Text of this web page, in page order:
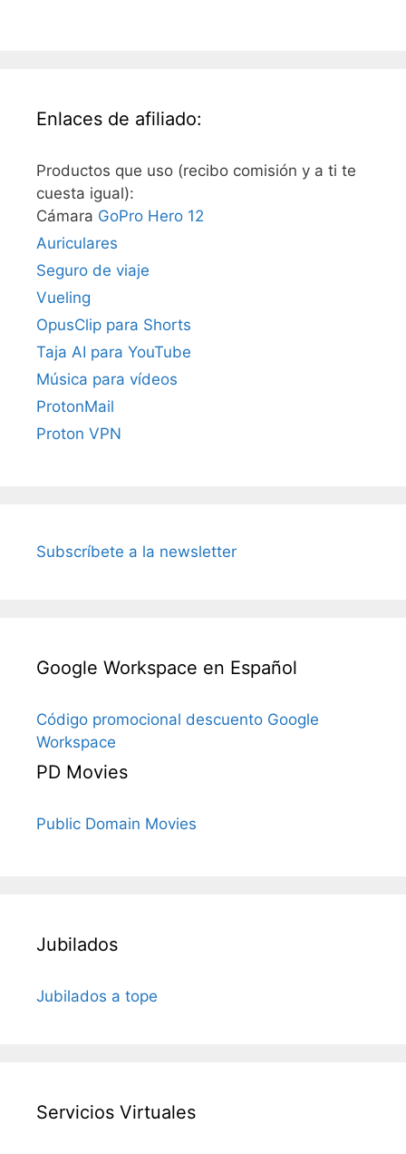
Enlaces de afiliado:
Productos que uso (recibo comisión y a ti te
cuesta igual):
Cámara GoPro Hero 12
Auriculares
Seguro de viaje
Vueling
OpusClip para Shorts
Taja AI para YouTube
Música para vídeos
ProtonMail
Proton VPN
Subscríbete a la newsletter
Google Workspace en Español
Código promocional descuento Google
Workspace
PD Movies
Public Domain Movies
Jubilados
Jubilados a tope
Servicios Virtuales